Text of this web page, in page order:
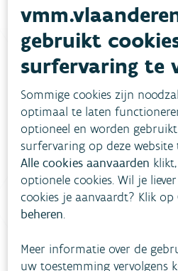
Heb je vragen?
Bekijk het overzicht van
Niet gevonden wat je
contactformulier in.
Bel gratis 1700
gebruikt
surfervaring te
Sommige cookies zijn
optimaal te laten
optioneel en worden
surfervaring op deze website
Alle cookies aanvaarden
optionele cookies. Wil je
cookies je aanvaardt? Klik op
beheren.
Meer informatie over de
uw toestemming vervolgens